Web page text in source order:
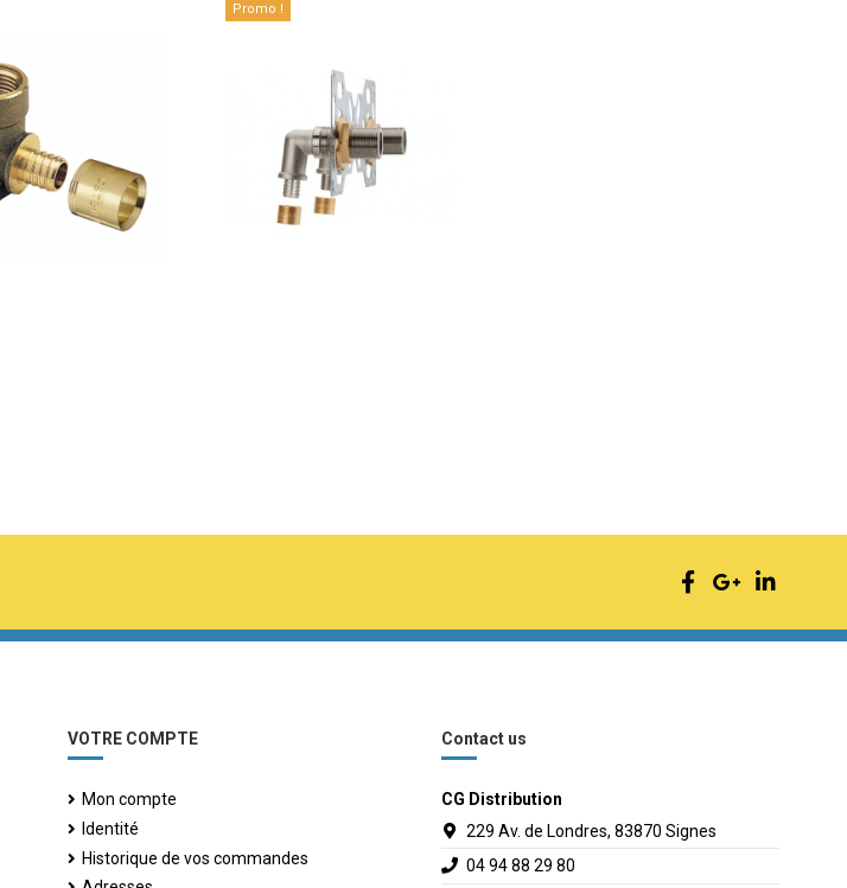
Promo !
VOTRE COMPTE
Mon compte
Identité
Historique de vos commandes
Contact us
CG Distribution
229 Av. de Londres, 83870 Signes
04 94 88 29 80